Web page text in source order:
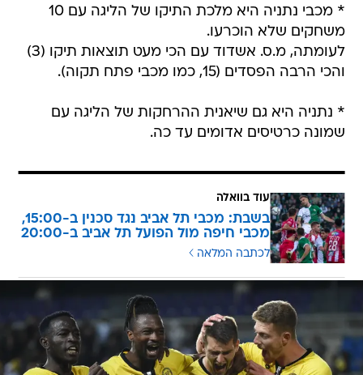
* מכבי נתניה היא מלכת התיקו של הליגה עם 10
משחקים שלא הוכרעו.
לעומתה, מ.ס. אשדוד עם הכי מעט תוצאות תיקו (3)
והכי הרבה הפסדים (15, כמו מכבי פתח תקוה).
* נתניה היא גם שיאנית ההרחקות של הליגה עם
שמונה כרטיסים אדומים עד כה.
עוד בוואלה
בשבת: מכבי תל אביב נגד סכנין ב-15:00,
מכבי חיפה מול הפועל תל אביב ב-20:00
לכתבה המלאה